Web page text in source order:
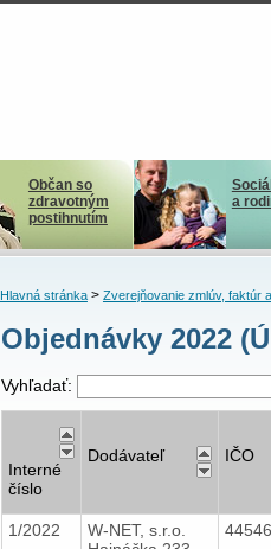
Občan so
zdravotným
postihnutím
a
Hlavná stránka> Zverejňovanie zmlúv, faktúr
Objednávky 2022
Vyhľadať:
Interné
číslo
Dodávateľ IČO
1/2022
W-NET, s.r.o.